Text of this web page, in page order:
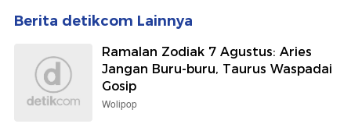
Berita detikcom Lainnya
Ramalan Zodiak 7 Agustus: Aries
Jangan Buru-buru, Taurus Waspadai
Gosip
Wolipop